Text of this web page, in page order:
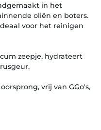
in het
oliën en boters.
voor het reinigen
zeepje, hydrateert
vrij van GGo's,